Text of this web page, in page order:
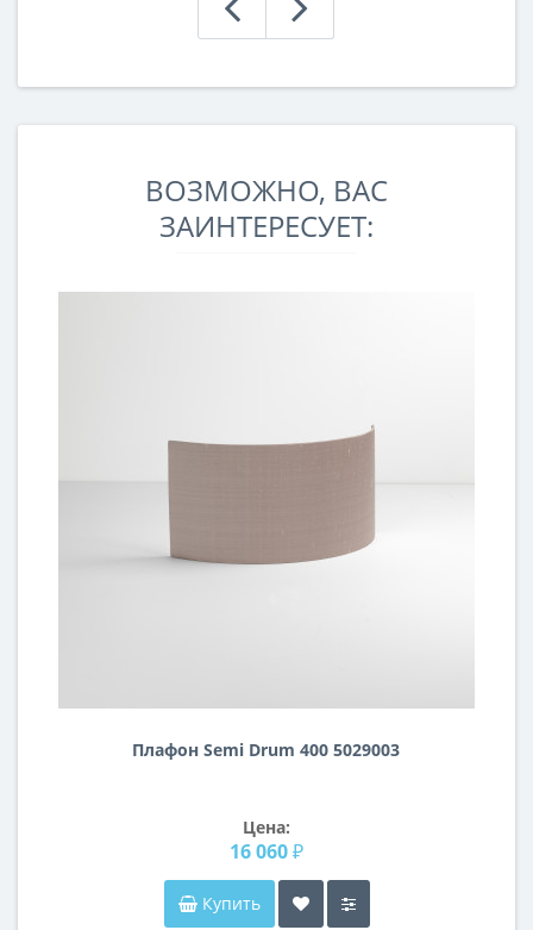
ВОЗМОЖНО, ВАС
ЗАИНТЕРЕСУЕТ:
Плафон Semi Drum 400 5029003
Цена:
16 060 ₽
Купить